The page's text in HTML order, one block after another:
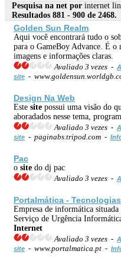
Pesquisa na net por internet
Resultados 881 - 900 de 2468.
Golden Sun Realm
Aqui você encontrará tudo o
para o GameBoy Advance. É o
imagens e informações claras.
Avaliado 3 vezes -
site -
Design Na Web
Este site possui uma visão do
aboradados nesse tema,
Avaliado 3 vezes -
site - paginabs.tripod.com -
Pac
o site do dj pac
Avaliado 3 vezes -
Portalmática -
Empresa de informática
Serviço de Urgência
Internet
Avaliado 3 vezes -
site - www.portalmatica.pt -